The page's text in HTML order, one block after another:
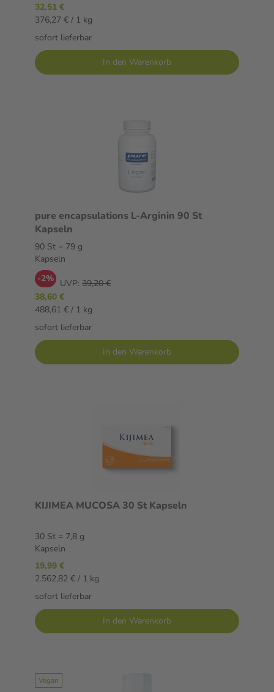
32,51 €
376,27 € / 1 kg
sofort lieferbar
In den Warenkorb
pure encapsulations L-Arginin 90 St
Kapseln
90 St = 79 g
Kapseln
-2% UVP: 39,20 €
38,60 €
488,61 € / 1 kg
sofort lieferbar
In den Warenkorb
KIJIMEA MUCOSA 30 St Kapseln
30 St = 7,8 g
Kapseln
19,99 €
2.562,82 € / 1 kg
sofort lieferbar
In den Warenkorb
Vegan